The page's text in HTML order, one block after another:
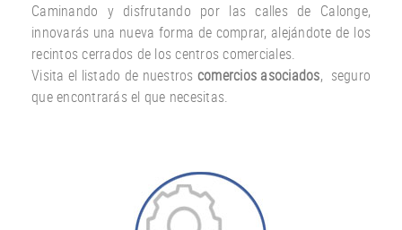
Caminando y disfrutando por las calles de Calonge,
innovarás una nueva forma de comprar, alejándote de los
recintos cerrados de los centros comerciales.
Visita el listado de nuestros comercios asociados, seguro
que encontrarás el que necesitas.